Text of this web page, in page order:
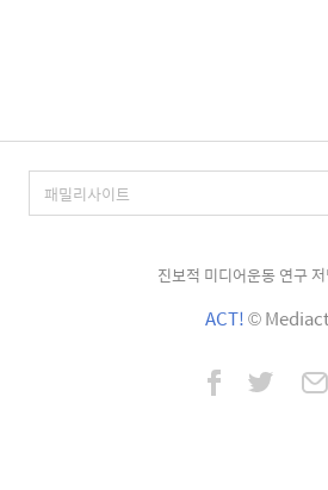
진보적 미디어운동 연구
ACT!©